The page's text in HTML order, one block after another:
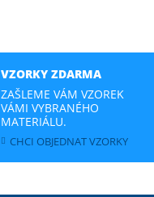
VZORKY ZDARMA
ZAŠLEME VÁM VZOREK
VÁMI VYBRANÉHO
MATERIÁLU.
CHCI OBJEDNAT VZORKY